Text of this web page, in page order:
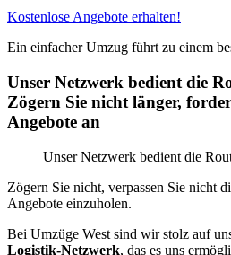
Kostenlose Angebote erhalten!
Ein einfacher Umzug führt zu einem
Unser Netzwerk bedient die
Zögern Sie nicht länger,
Angebote an
Unser Netzwerk bedient die
Zögern Sie nicht, verpassen Sie nicht
Angebote einzuholen.
Bei Umzüge West sind wir stolz auf
Logistik-Netzwerk, das es uns